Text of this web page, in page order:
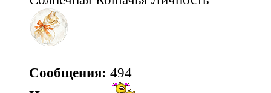
Сообщения: 494